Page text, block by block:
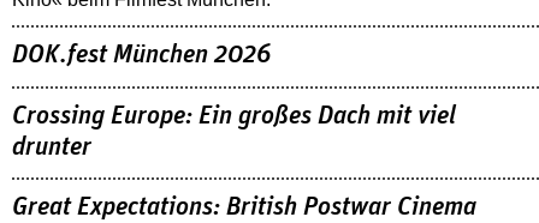
DOK.fest München 2026
Crossing Europe: Ein großes Dach mit viel
drunter
Great Expectations: British Postwar Cinema